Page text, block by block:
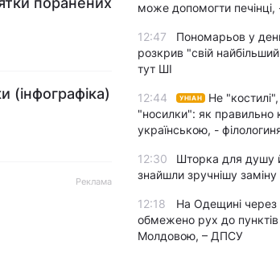
(інфографіка)
Реклама
може допомогти печінці,
12:47
Пономарьов у
розкрив "свій
тут ШІ
12:44 УНІАН
Не
"носилки": як правильно
українською, -
12:30
Шторка для душу
знайшли зручнішу заміну
12:18
На Одещині через
обмежено рух до
Молдовою, – ДПСУ